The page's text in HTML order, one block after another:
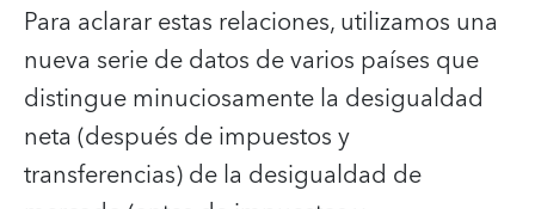
Para aclarar estas relaciones, utilizamos una
nueva serie de datos de varios países que
distingue minuciosamente la desigualdad
neta (después de impuestos y
transferencias) de la desigualdad de